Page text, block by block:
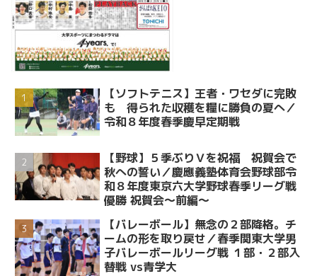
【ソフトテニス】王者・ワセダに完敗
も 得られた収穫を糧に勝負の夏へ／
令和８年度春季慶早定期戦
【野球】５季ぶりＶを祝福 祝賀会で
秋への誓い／慶應義塾体育会野球部令
和８年度東京六大学野球春季リーグ戦
優勝 祝賀会～前編～
【バレーボール】無念の２部降格。チ
ームの形を取り戻せ／春季関東大学男
子バレーボールリーグ戦 １部・２部入
替戦 vs青学大